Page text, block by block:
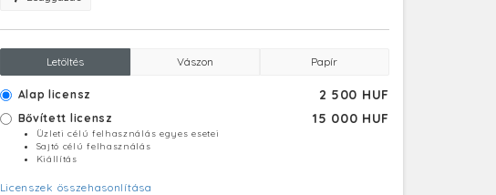
Letöltés Vászon Papír
Alap licensz 2 500 HUF
Bővített licensz 15 000 HUF
Üzleti célú felhasználás egyes esetei
Sajtó célú felhasználás
Kiállítás
Licenszek összehasonlítása